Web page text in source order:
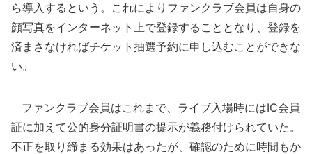
ら導入するという。これによりファンクラブ会員は自身の
顔写真をインターネット上で登録することとなり、登録を
済まさなければチケット抽選予約に申し込むことができな
い。
ファンクラブ会員はこれまで、ライブ入場時にはIC会員
証に加えて公的身分証明書の提示が義務付けられていた。
不正を取り締まる効果はあったが、確認のために時間もか